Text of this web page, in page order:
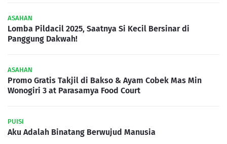
ASAHAN
Lomba Pildacil 2025, Saatnya Si Kecil Bersinar di
Panggung Dakwah!
ASAHAN
Promo Gratis Takjil di Bakso & Ayam Cobek Mas Min
Wonogiri 3 at Parasamya Food Court
PUISI
Aku Adalah Binatang Berwujud Manusia